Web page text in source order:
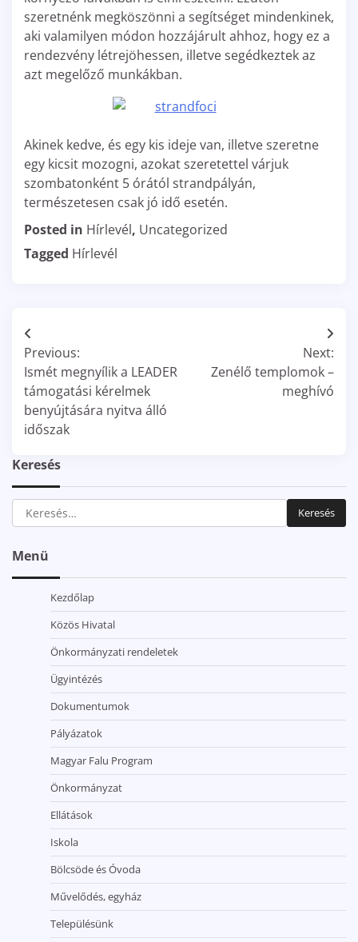
szeretnénk megköszönni a segítséget mindenkinek,
aki valamilyen módon hozzájárult ahhoz, hogy ez a
rendezvény létrejöhessen, illetve segédkeztek az
azt megelőző munkákban.
Akinek kedve, és egy kis ideje van, illetve szeretne
egy kicsit mozogni, azokat szeretettel várjuk
szombatonként 5 órától strandpályán,
természetesen csak jó idő esetén.
Posted in Hírlevél, Uncategorized
Tagged Hírlevél
Bejegyzés
navigáció
Previous:
Ismét megnyílik a LEADER
támogatási kérelmek
benyújtására nyitva álló
időszak
Next:
Zenélő templomok –
meghívó
Keresés
Keresés:
Menü
Kezdőlap
Közös Hivatal
Önkormányzati rendeletek
Ügyintézés
Dokumentumok
Pályázatok
Magyar Falu Program
Önkormányzat
Ellátások
Iskola
Bölcsöde és Óvoda
Művelődés, egyház
Településünk